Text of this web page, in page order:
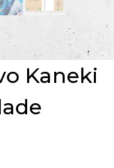
Kaneki